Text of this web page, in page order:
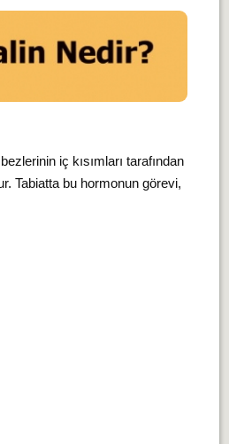
iç kısımları tarafından
Tabiatta bu hormonun görevi,